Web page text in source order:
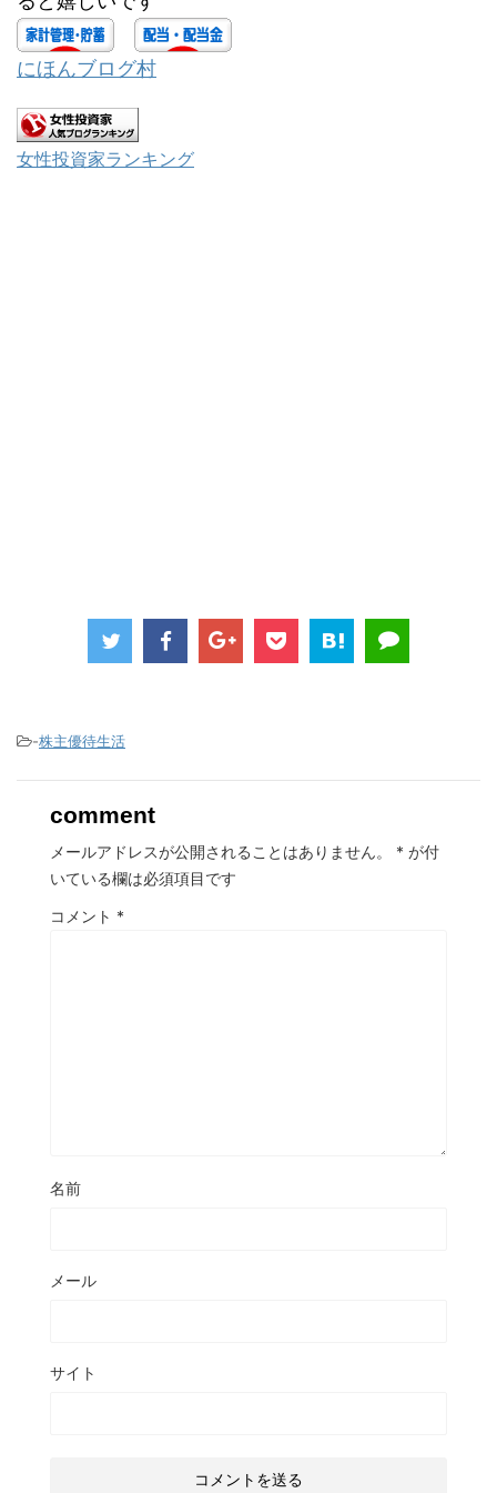
にほんブログ村
女性投資家ランキング
-株主優待生活
comment
メールアドレスが公開されることはありません。 * が付
いている欄は必須項目です
コメント *
名前
メール
サイト